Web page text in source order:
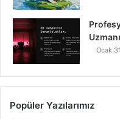
Uzmanı
Ocak
Popüler Yazılarımız